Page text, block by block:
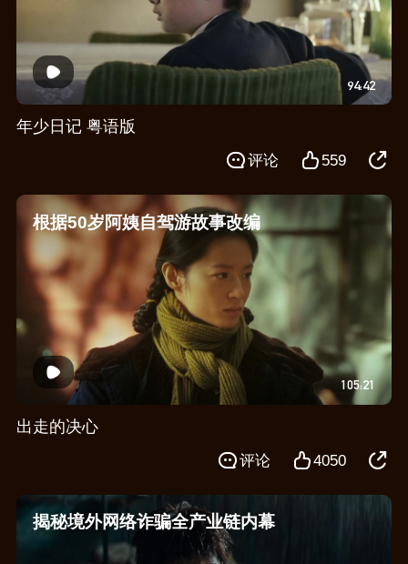
94:42
年少日记 粤语版
559
评论
根据50岁阿姨自驾游故事改编
105:21
出走的决心
4050
评论
揭秘境外网络诈骗全产业链内幕